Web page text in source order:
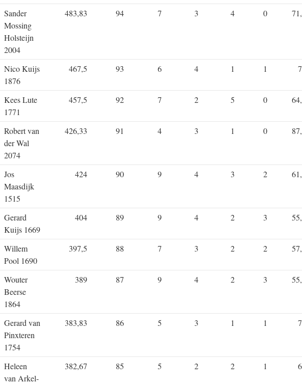
Sander
Mossing
Holsteijn
2004
483,83 94 7 3 4 0
Nico Kuijs
1876
467,5 93 6 4 1 1
Kees Lute
1771
457,5 92 7 2 5 0
Robert van
der Wal
2074
426,33 91 4 3 1 0
Jos
Maasdijk
1515
424 90 9 4 3 2
Gerard
Kuijs 1669
404 89 9 4 2 3
Willem
Pool 1690
397,5 88 7 3 2 2
Wouter
Beerse
1864
389 87 9 4 2 3
Gerard van
Pinxteren
1754
383,83 86 5 3 1 1
Heleen
van Arkel-
382,67 85 5 2 2 1